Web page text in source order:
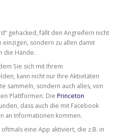
gehacked, fällt den Angreifern nicht
einzigen, sondern zu allen damit
die Hände.
Sie sich mit Ihrem
kann nicht nur Ihre Aktivitäten
sammeln, sondern auch alles, von
Plattformen. Die Princeton
dass auch die mit Facebook
an Informationen kommen.
eine App aktiviert, die z.B. in